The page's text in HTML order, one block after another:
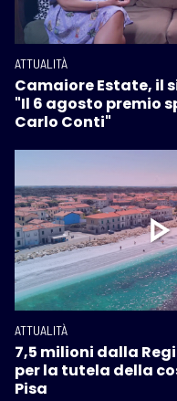
ATTUALITÀ
Camaiore Estate, il
"Il 6 agosto premio
Carlo Conti"
ATTUALITÀ
7,5 milioni dalla
per la tutela della
Pisa